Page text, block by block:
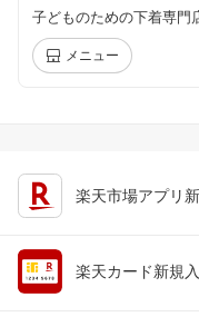
子どものための下着専門
メニュー
楽天市場アプリ
楽天カード新規